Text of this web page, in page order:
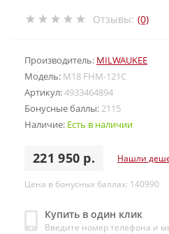
Отзывы: (0)
Производитель: MILWAUKEE
Модель: M18 FHM-121C
Артикул:4933464894
Бонусные баллы:2115
Наличие: Есть в наличии
221 950 р. Нашли
Цена в бонусных баллах: 140990
Купить в один клик
Введите номер телефона и